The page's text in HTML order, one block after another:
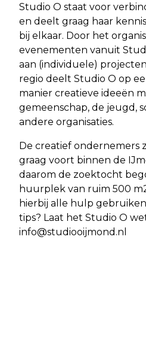
Studio O staat voor
en deelt graag haar
bij elkaar. Door het
evenementen vanuit
aan (individuele)
regio deelt Studio O op
manier creatieve ideeën
gemeenschap, de jeugd,
andere organisaties.
De creatief ondernemers
graag voort binnen de
daarom de zoektocht
huurplek van ruim 500
hierbij alle hulp
tips? Laat het Studio O
info@studiooijmond.nl